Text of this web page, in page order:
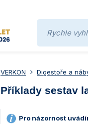
VERKON Digestoře a
Příklady sestav
Pro názornost